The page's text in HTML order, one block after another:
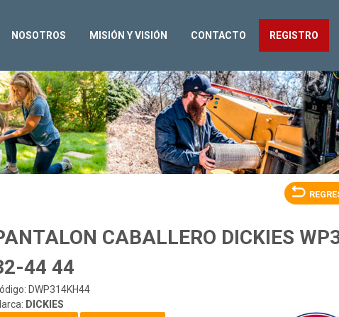
NOSOTROS MISIÓN Y VISIÓN CONTACTO REGISTRO
CABALLERO DICKIES
44 44
DWP314KH44
DICKIES